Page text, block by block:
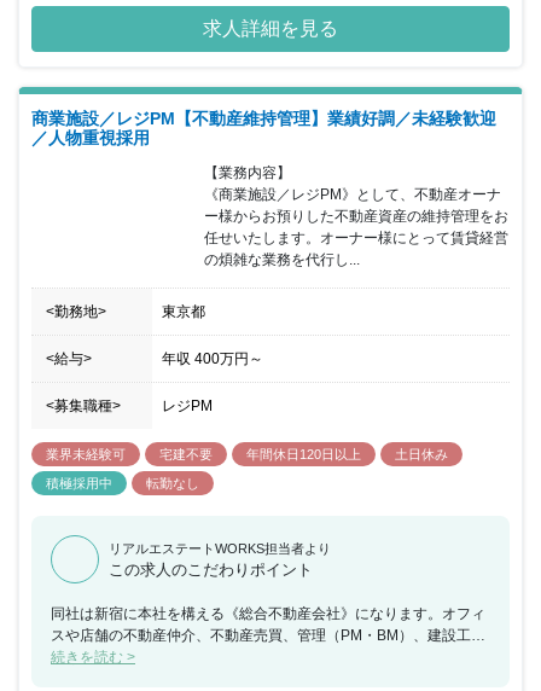
ー様と信頼関係を築きながら、入居者様の日々の生活を支え、リノ
ベーションや付加価値の提案などを行い、所有物件の資産価値を最
大化を行っていただきます。 分業制により効率化を図っているの
容があり、ジョブローテーション制度を利用しながらキャリアアッ
プを図ることも可能です。 また、ITを活用したサービスや働き方改
革にも全社を挙げて取り組んでおり、電子契約やWEB入居申込み、
その他にもIoT・RPAなどを積極的に導入するなど業務の負担経験
生労働大臣より「くるみん認定」を受けるなど女性社員の育児休業
取得率は100％、健康経営優良法人2023ホワイト500に認定などの
実績があります。 社員の成長が会社の成長に直結すると考えてお
り、一人ひとりが長く健全に働き続けられるよう、様々な体制を完
備。社員の健康維持・向上をはかる健康経営の同社でご活躍いただ
ける方を歓迎いたします。
求人詳細を見る
商業施設／レジPM【不動産維持管理】業績好調／未経験歓迎
／人物重視採用
【業務内容】
《商業施設／レジPM》として、不動産オーナ
ー様からお預りした不動産資産の維持管理をお
任せいたします。オーナー様にとって賃貸経営
の煩雑な業務を代行し...
<勤務地> 東京都
<給与> 年収 400万円 ～
<募集職種> レジPM
業界未経験可 宅建不要 年間休日120日以上
土日休み
積極採用中
転勤なし
リアルエステートWORKS担当者より
この求人のこだわりポイント
同社は新宿に本社を構える《総合不動産会社》になります。オフィ
スや店舗の不動産仲介、不動産売買、管理（PM・BM）、建設工事
事業を展開しており、創業から16期連続黒字を実現している急成長
続きを読む >